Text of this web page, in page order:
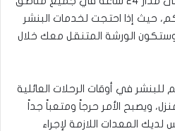
حيث إذا احتجت لخدمات البنشر
وستكون الورشة المتنقل معك خلال
للبنشر في أوقات الرحلات العائلية
ويصبح الأمر حرجاً ومتعباً جداً
المعدات اللازمة لإجراء